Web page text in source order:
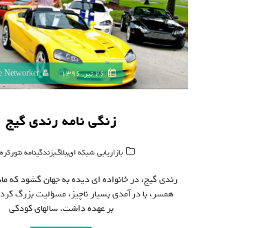
26 تیر, 1396 Networker
زنگی نامه رندی گیج
بازاریابی شبکه ای,بلاگ,زندگینامه
رندی گیج، در خانواده ای دیده به جهان گشود که
همسر، با درآمدی بسیار ناچیز، مسؤلیت بزرگ
بر عهده داشت. سالهای کودکی